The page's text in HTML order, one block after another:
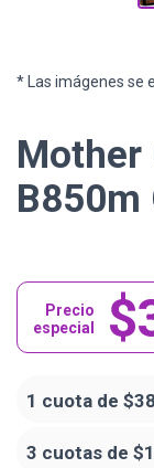
* Las imágenes se
Mother
B850m
Precio
especial
1 cuota de
3 cuotas de